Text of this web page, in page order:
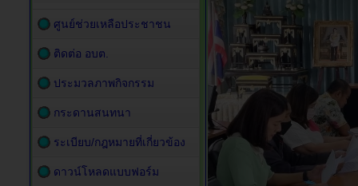
ศูนย์ช่วยเหลือประชาชน
ติดต่อ อบต.
ประมวลภาพกิจกรรม
กระดานสนทนา
ระเบียบ/กฎหมายที่เกี่ยวข้อง
ดาวน์โหลดแบบฟอร์ม